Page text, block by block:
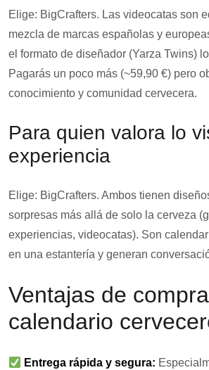
Elige: BigCrafters. Las videocatas son
mezcla de marcas españolas y
el formato de diseñador (Yarza Twins)
Pagarás un poco más (~59,90 €) pero
conocimiento y comunidad cervecera.
Para quien valora lo
experiencia
Elige: BigCrafters. Ambos tienen
sorpresas más allá de solo la cerveza
experiencias, videocatas). Son
en una estantería y generan
Ventajas de
calendario
Entrega rápida y segura: